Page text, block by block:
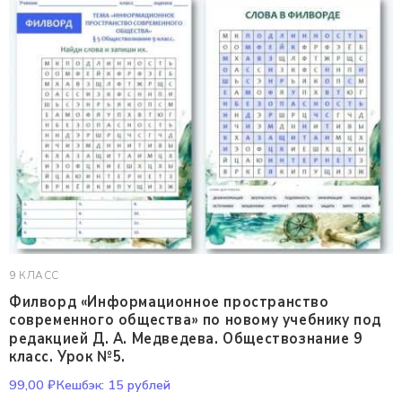
9 КЛАСС
Филворд «Информационное пространство
современного общества» по новому учебнику под
редакцией Д. А. Медведева. Обществознание 9
класс. Урок №5.
99,00 ₽Кешбэк: 15 рублей